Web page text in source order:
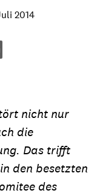
2014
nicht nur
die
Das trifft
den besetzten
des